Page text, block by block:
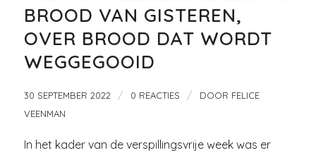
BROOD VAN GISTEREN,
OVER BROOD DAT WORDT
WEGGEGOOID
30 SEPTEMBER 2022 / 0 REACTIES / DOOR FELICE
VEENMAN
In het kader van de verspillingsvrije week was er